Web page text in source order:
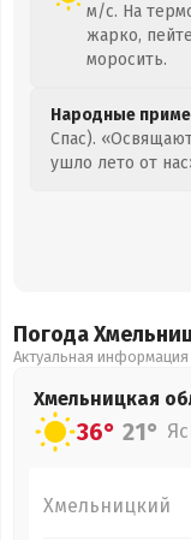
м/с. На
жарко,
моросить.
Народные
Спас).
ушло лето от
Погода
Актуальная
Хмельницкая
36° 21°
Хмельницкий